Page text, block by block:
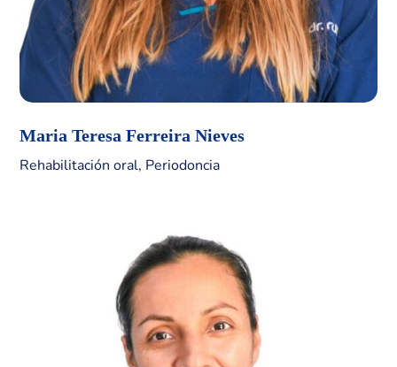
Maria Teresa Ferreira Nieves
Rehabilitación oral, Periodoncia